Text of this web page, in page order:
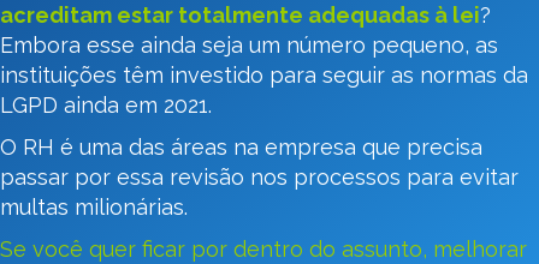
acreditam estar totalmente adequadas à lei?
Embora esse ainda seja um número pequeno, as
instituições têm investido para seguir as normas da
LGPD ainda em 2021.
O RH é uma das áreas na empresa que precisa
passar por essa revisão nos processos para evitar
multas milionárias.
Se você quer ficar por dentro do assunto, melhorar